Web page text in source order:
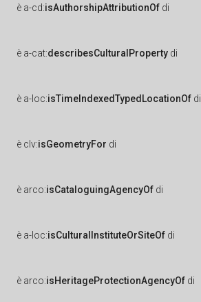
è a-cd:isAuthorshipAttributionOf di
è a-cat:describesCulturalProperty di
è a-loc:isTimeIndexedTypedLocationOf di
è clv:isGeometryFor di
è arco:isCataloguingAgencyOf di
è a-loc:isCulturalInstituteOrSiteOf di
è arco:isHeritageProtectionAgencyOf di